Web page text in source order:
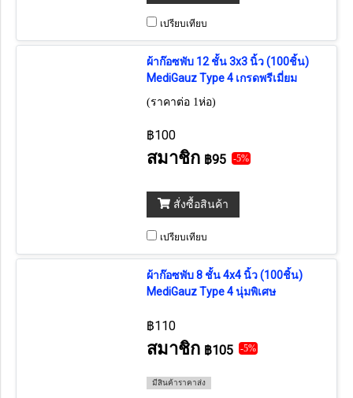
เปรียบเทียบ
ผ้าก๊อซพับ 12 ชั้น 3x3 นิ้ว (100ชิ้น)
MediGauz Type 4 เกรดพรีเมี่ยม
(ราคาต่อ 1ห่อ)
฿100
สมาชิก ฿95 -5%
สั่งซื้อสินค้า
เปรียบเทียบ
ผ้าก๊อซพับ 8 ชั้น 4x4 นิ้ว (100ชิ้น)
MediGauz Type 4 นุ่มพิเศษ
฿110
สมาชิก ฿105 -5%
มีสินค้าราคาส่ง